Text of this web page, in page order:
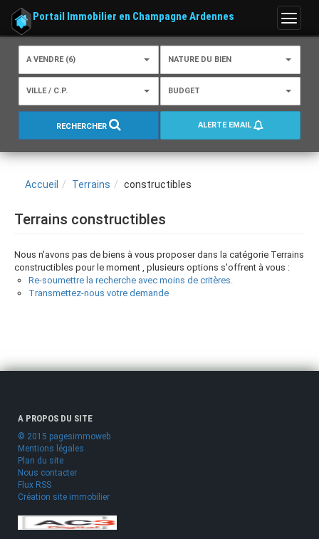
Menu
Portail Immobilier en Champagne Ardennes
A VENDRE (6) NATURE DU BIEN
VILLE / C.P. BUDGET
RECHERCHER ALERTE EMAIL
Accueil Terrains constructibles
Terrains constructibles
Nous n'avons pas de biens à vous proposer dans la catégorie Terrains
constructibles pour le moment , plusieurs options s'offrent à vous :
Re-soumettre la recherche avec moins de critères.
Transmettez-nous votre demande
A PROPOS DU SITE
© 2015 pagesimmoweb
Mentions légales
Plan du site
Nous contacter
Flux RSS
Création site immobilier